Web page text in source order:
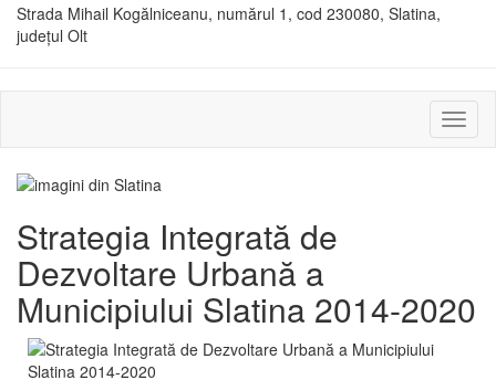
Strada Mihail Kogălniceanu, numărul 1, cod 230080, Slatina,
județul Olt
sau
Strategia Integrată de
Dezvoltare Urbană a
Municipiului Slatina 2014-2020